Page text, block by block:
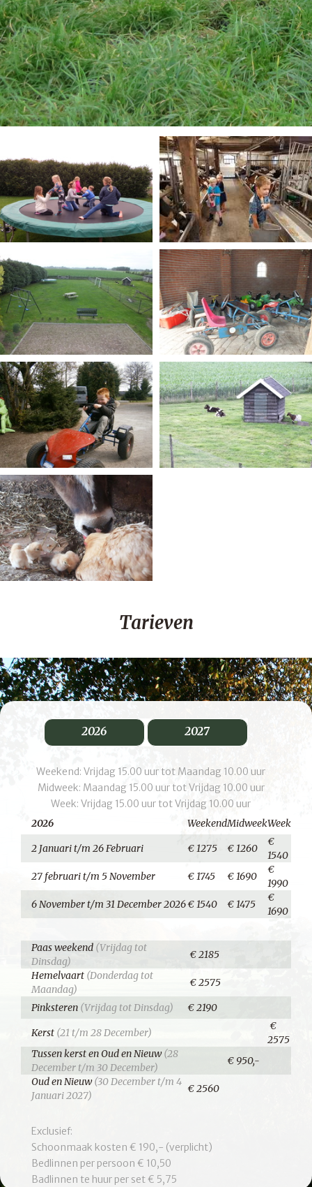
Tarieven
2026 2027
Weekend: Vrijdag 15.00 uur tot Maandag 10.00 uur
Midweek: Maandag 15.00 uur tot Vrijdag 10.00 uur
Week: Vrijdag 15.00 uur tot Vrijdag 10.00 uur
2026
WeekendMidweekWeek
2 Januari t/m 26 Februari
€ 1275 € 1260
€
1540
27 februari t/m 5 November
€ 1745 € 1690
€
1990
6 November t/m 31 December 2026€ 1540 € 1475
€
1690
Paas weekend (Vrijdag tot
Dinsdag)
€ 2185
Hemelvaart (Donderdag tot
Maandag)
€ 2575
Pinksteren (Vrijdag tot Dinsdag)
€ 2190
Kerst (21 t/m 28 December)
€
2575
Tussen kerst en Oud en Nieuw(28
December t/m 30 December)
€ 950,-
Oud en Nieuw(30 December t/m 4
Januari 2027)
€ 2560
Exclusief:
Schoonmaak kosten € 190,- (verplicht)
Bedlinnen per persoon € 10,50
Badlinnen te huur per set € 5,75